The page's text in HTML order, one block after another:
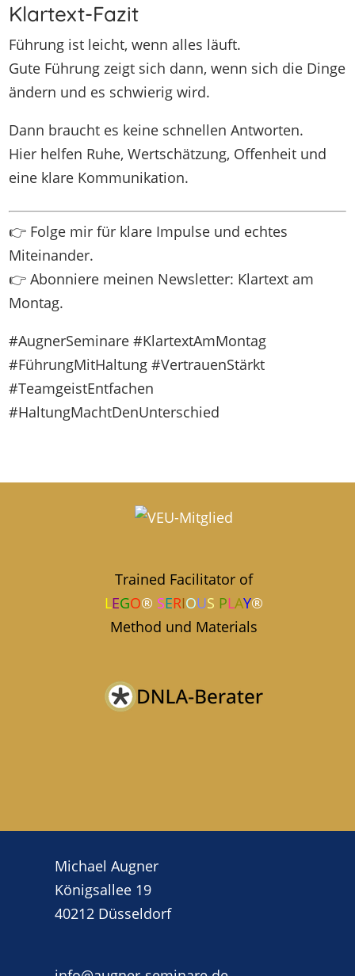
Klartext-Fazit
Führung ist leicht, wenn alles läuft.
Gute Führung zeigt sich dann, wenn sich die Dinge
ändern und es schwierig wird.
Dann braucht es keine schnellen Antworten.
Hier helfen Ruhe, Wertschätzung, Offenheit und
eine klare Kommunikation.
👉 Folge mir für klare Impulse und echtes
Miteinander.
👉 Abonniere meinen Newsletter: Klartext am
Montag.
#AugnerSeminare #KlartextAmMontag
#FührungMitHaltung #VertrauenStärkt
#TeamgeistEntfachen
#HaltungMachtDenUnterschied
Trained Facilitator of
LEGO® SERIOUS PLAY®
Method und Materials
Michael Augner
Königsallee 19
40212 Düsseldorf